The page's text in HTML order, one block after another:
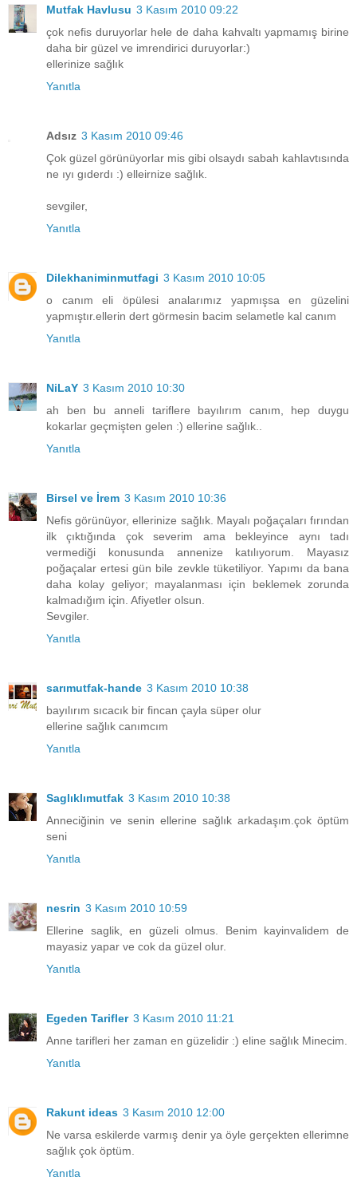
Mutfak Havlusu 3 Kasım 2010 09:22
çok nefis duruyorlar hele de daha kahvaltı yapmamış birine
daha bir güzel ve imrendirici duruyorlar:)
ellerinize sağlık
Yanıtla
Adsız 3 Kasım 2010 09:46
Çok güzel görünüyorlar mis gibi olsaydı sabah kahlavtısında
ne ıyı gıderdı :) elleirnize sağlık.
sevgiler,
Yanıtla
Dilekhaniminmutfagi 3 Kasım 2010 10:05
o canım eli öpülesi analarımız yapmışsa en güzelini
yapmıştır.ellerin dert görmesin bacim selametle kal canım
Yanıtla
NiLaY 3 Kasım 2010 10:30
ah ben bu anneli tariflere bayılırım canım, hep duygu
kokarlar geçmişten gelen :) ellerine sağlık..
Yanıtla
Birsel ve İrem 3 Kasım 2010 10:36
Nefis görünüyor, ellerinize sağlık. Mayalı poğaçaları fırından
ilk çıktığında çok severim ama bekleyince aynı tadı
vermediği konusunda annenize katılıyorum. Mayasız
poğaçalar ertesi gün bile zevkle tüketiliyor. Yapımı da bana
daha kolay geliyor; mayalanması için beklemek zorunda
kalmadığım için. Afiyetler olsun.
Sevgiler.
Yanıtla
sarımutfak-hande 3 Kasım 2010 10:38
bayılırım sıcacık bir fincan çayla süper olur
ellerine sağlık canımcım
Yanıtla
Saglıklımutfak 3 Kasım 2010 10:38
Anneciğinin ve senin ellerine sağlık arkadaşım.çok öptüm
seni
Yanıtla
nesrin 3 Kasım 2010 10:59
Ellerine saglik, en güzeli olmus. Benim kayinvalidem de
mayasiz yapar ve cok da güzel olur.
Yanıtla
Egeden Tarifler 3 Kasım 2010 11:21
Anne tarifleri her zaman en güzelidir :) eline sağlık Minecim.
Yanıtla
Rakunt ideas 3 Kasım 2010 12:00
Ne varsa eskilerde varmış denir ya öyle gerçekten ellerimne
sağlık çok öptüm.
Yanıtla